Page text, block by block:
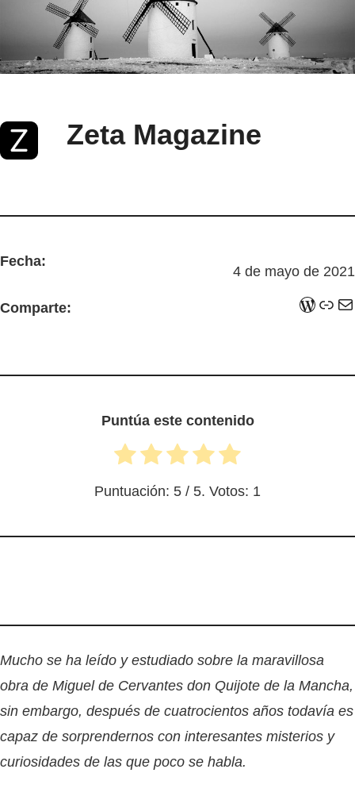
Zeta Magazine
Fecha:
4 de mayo de 2021
Comparte: WordPress Enlace Correo electrónico
Puntúa este contenido
Puntuación: 5 / 5. Votos: 1
Mucho se ha leído y estudiado sobre la maravillosa
obra de Miguel de Cervantes don Quijote de la Mancha,
sin embargo, después de cuatrocientos años todavía es
capaz de sorprendernos con interesantes misterios y
curiosidades de las que poco se habla.